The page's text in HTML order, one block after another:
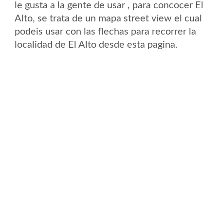
le gusta a la gente de usar , para concocer El
Alto, se trata de un mapa street view el cual
podeis usar con las flechas para recorrer la
localidad de El Alto desde esta pagina.